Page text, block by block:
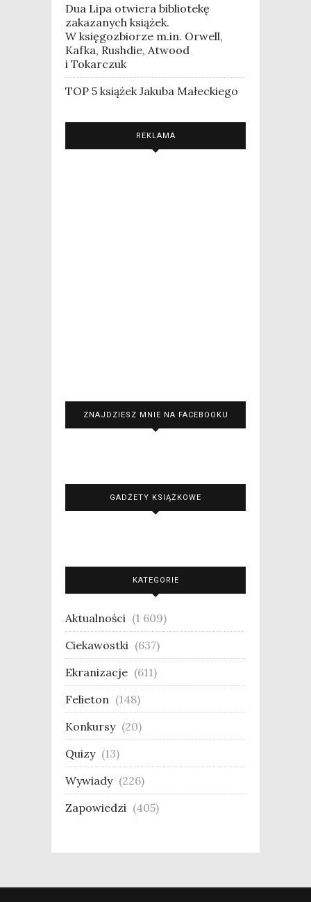
Dua Lipa otwiera bibliotekę
zakazanych książek.
W księgozbiorze m.in. Orwell,
Kafka, Rushdie, Atwood
i Tokarczuk
TOP 5 książek Jakuba Małeckiego
REKLAMA
ZNAJDZIESZ MNIE NA FACEBOOKU
GADŻETY KSIĄŻKOWE
KATEGORIE
Aktualności (1 609)
Ciekawostki (637)
Ekranizacje (611)
Felieton (148)
Konkursy (20)
Quizy (13)
Wywiady (226)
Zapowiedzi (405)